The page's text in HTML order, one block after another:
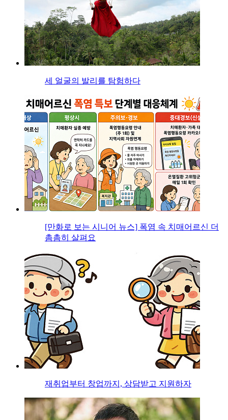
세 얼굴의 발리를 탐험하다
[만화로 보는 시니어 뉴스] 폭염 속 치매어르신 더
촘촘히 살펴요
재취업부터 창업까지, 상담받고 지원하자